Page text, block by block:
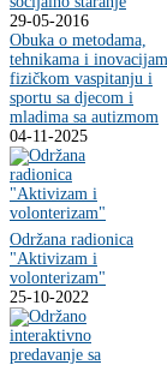
29-05-2016
Obuka o metodama,
tehnikama i
fizičkom vaspitanju i
sportu sa djecom i
mladima sa autizmom
04-11-2025
Održana radionica
"Aktivizam i
volonterizam"
25-10-2022